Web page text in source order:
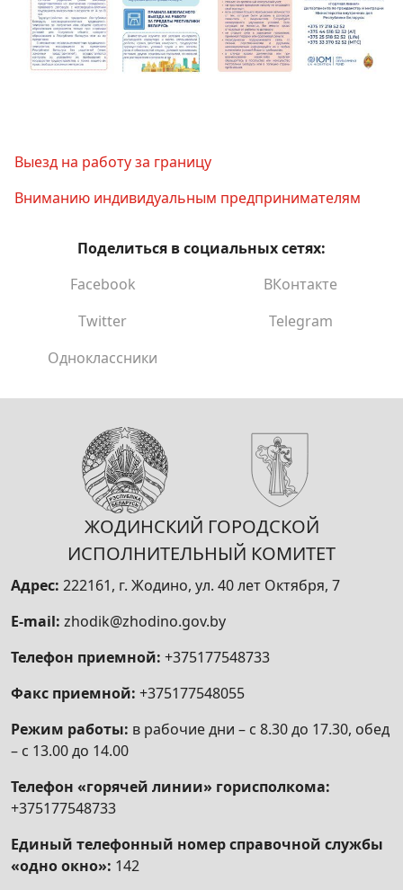
Выезд на работу за границу
Вниманию индивидуальным предпринимателям
Поделиться в социальных сетях:
Facebook
ВКонтакте
Twitter
Telegram
Одноклассники
ЖОДИНСКИЙ ГОРОДСКОЙ
ИСПОЛНИТЕЛЬНЫЙ КОМИТЕТ
Адрес: 222161, г. Жодино, ул. 40 лет Октября, 7
E-mail: zhodik@zhodino.gov.by
Телефон приемной: +375177548733
Факс приемной: +375177548055
Режим работы: в рабочие дни – с 8.30 до 17.30, обед
– с 13.00 до 14.00
Телефон «горячей линии» горисполкома:
+375177548733
Единый телефонный номер справочной службы
«одно окно»: 142